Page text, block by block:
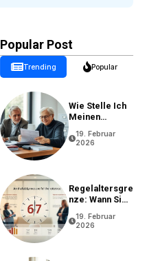
Popular Post
Trending Popular
Wie Stelle Ich
Meinen
19. Februar
2026
Regelaltersgre
Nze: Wann Sie
Können
19. Februar
2026